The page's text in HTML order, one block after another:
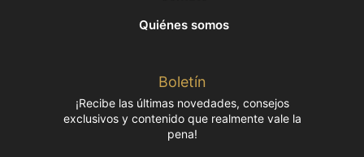
Quiénes somos
Boletín
¡Recibe las últimas novedades, consejos
exclusivos y contenido que realmente vale la
pena!